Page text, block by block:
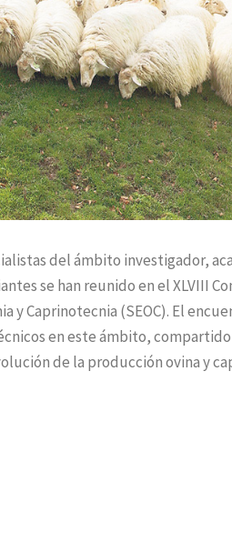
del ámbito investigador,
se han reunido en el XLVIII
y Caprinotecnia (SEOC). El
en este ámbito,
de la producción ovina y